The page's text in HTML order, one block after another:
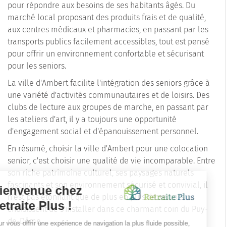
pour répondre aux besoins de ses habitants âgés. Du
marché local proposant des produits frais et de qualité,
aux centres médicaux et pharmacies, en passant par les
transports publics facilement accessibles, tout est pensé
pour offrir un environnement confortable et sécurisant
pour les seniors.
La ville d'Ambert facilite l'intégration des seniors grâce à
une variété d'activités communautaires et de loisirs. Des
clubs de lecture aux groupes de marche, en passant par
les ateliers d'art, il y a toujours une opportunité
d'engagement social et d'épanouissement personnel.
En résumé, choisir la ville d'Ambert pour une colocation
senior, c'est choisir une qualité de vie incomparable. Entre
son riche patrimoine culturel, ses paysages naturels
fascinants et son environnement sécurisé et convivial, il
n'est pas étonnant que de plus en plus de seniors
choisissent de s'installer dans ce charmant coin du Puy-
de-Dôme.